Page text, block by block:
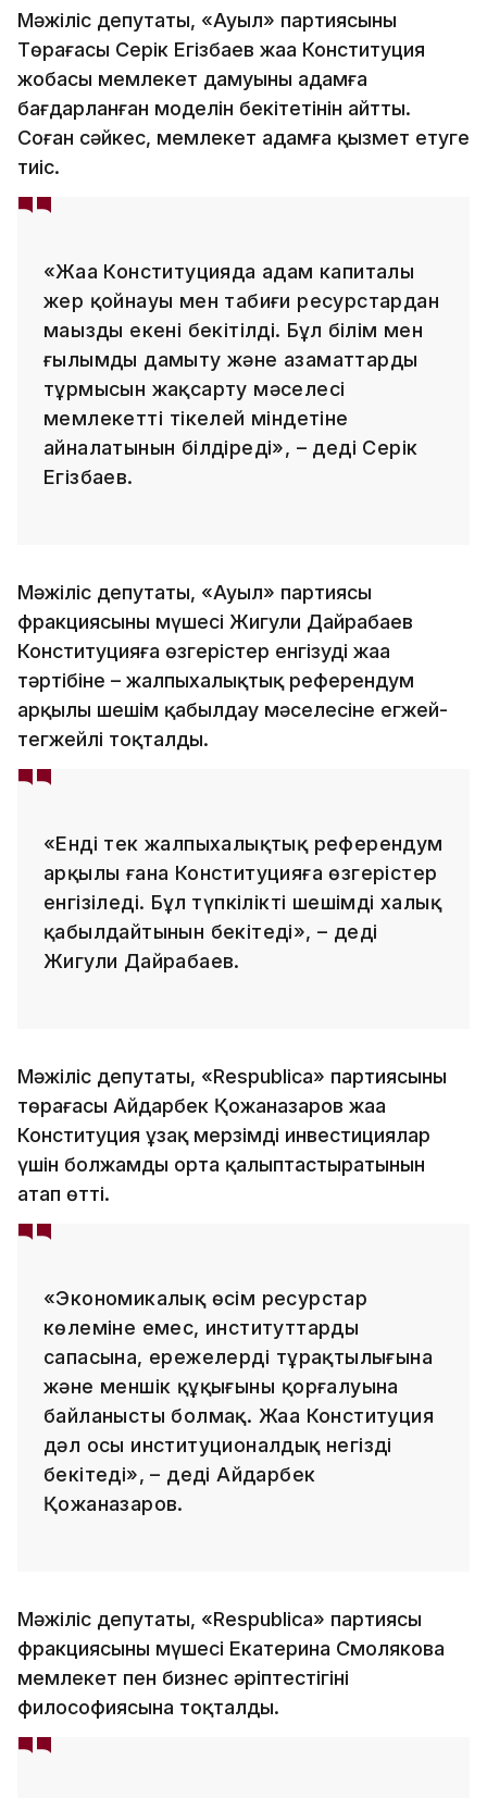
Мәжіліс депутаты, «Ауыл» партиясының
Төрағасы Серік Егізбаев жаңа Конституция
жобасы мемлекет дамуының адамға
бағдарланған моделін бекітетінін айтты.
Соған сәйкес, мемлекет адамға қызмет етуге
тиіс.
«Жаңа Конституцияда адам капиталы
жер қойнауы мен табиғи ресурстардан
маңызды екені бекітілді. Бұл білім мен
ғылымды дамыту және азаматтардың
тұрмысын жақсарту мәселесі
мемлекеттің тікелей міндетіне
айналатынын білдіреді», – деді Серік
Егізбаев.
Мәжіліс депутаты, «Ауыл» партиясы
фракциясының мүшесі Жигули Дайрабаев
Конституцияға өзгерістер енгізудің жаңа
тәртібіне – жалпыхалықтық референдум
арқылы шешім қабылдау мәселесіне егжей-
тегжейлі тоқталды.
«Енді тек жалпыхалықтық референдум
арқылы ғана Конституцияға өзгерістер
енгізіледі. Бұл түпкілікті шешімді халық
қабылдайтынын бекітеді», – деді
Жигули Дайрабаев.
Мәжіліс депутаты, «Respublica» партиясының
төрағасы Айдарбек Қожаназаров жаңа
Конституция ұзақ мерзімді инвестициялар
үшін болжамды орта қалыптастыратынын
атап өтті.
«Экономикалық өсім ресурстар
көлеміне емес, институттардың
сапасына, ережелердің тұрақтылығына
және меншік құқығының қорғалуына
байланысты болмақ. Жаңа Конституция
дәл осы институционалдық негізді
бекітеді», – деді Айдарбек
Қожаназаров.
Мәжіліс депутаты, «Respublica» партиясы
фракциясының мүшесі Екатерина Смолякова
мемлекет пен бизнес әріптестігінің
философиясына тоқталды.